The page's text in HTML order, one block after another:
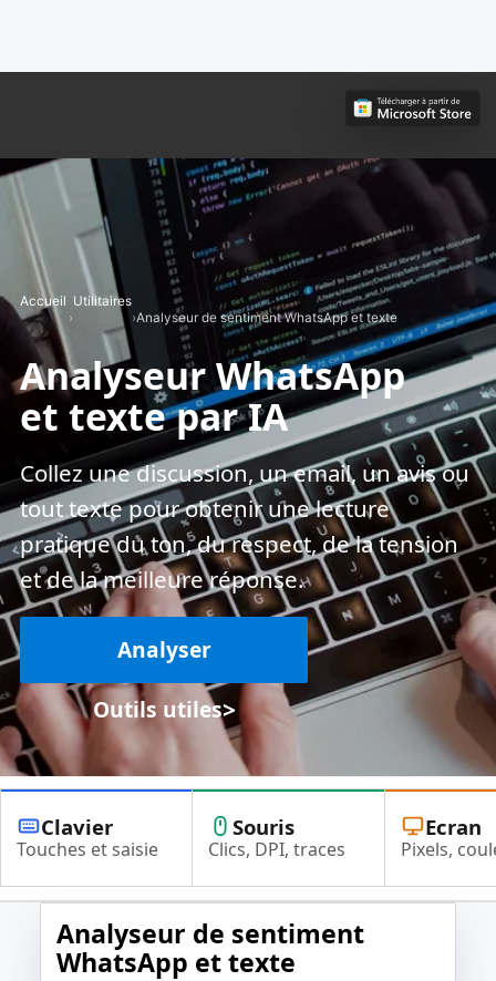
Accueil
›
Utilitaires
›Analyseur de sentiment WhatsApp et texte
Analyseur WhatsApp
et texte par IA
Collez une discussion, un email, un avis ou
tout texte pour obtenir une lecture
pratique du ton, du respect, de la tension
et de la meilleure réponse.
Analyser
Outils utiles>
Clavier
Touches et saisie
Souris
Clics, DPI, traces
Ecran
Pixels,
Analyseur de sentiment
WhatsApp et texte